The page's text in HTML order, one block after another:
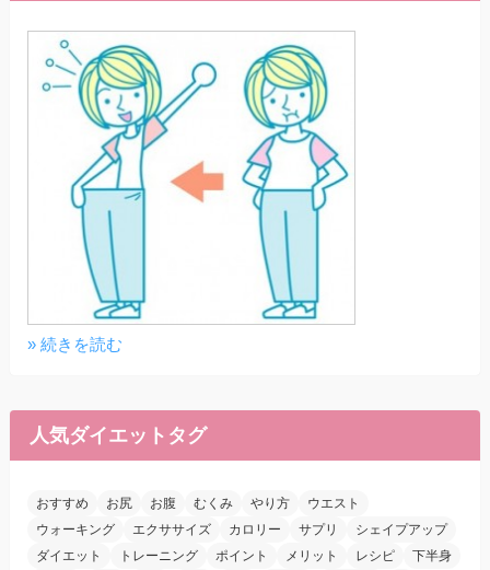
» 続きを読む
人気ダイエットタグ
おすすめ お尻 お腹 むくみ やり方
ウエスト
ウォーキング
エクササイズ カロリー サプリ
シェイプアップ
ダイエット
トレーニング ポイント メリット レシピ
下半身